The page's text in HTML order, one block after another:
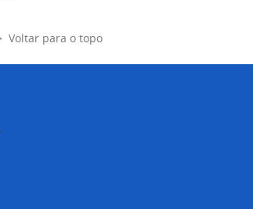
Voltar para o topo